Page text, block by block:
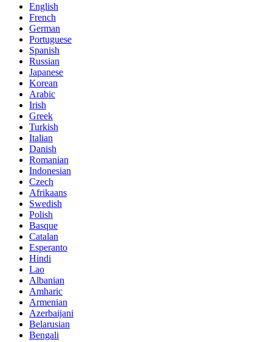
English
French
German
Portuguese
Spanish
Russian
Japanese
Korean
Arabic
Irish
Greek
Turkish
Italian
Danish
Romanian
Indonesian
Czech
Afrikaans
Swedish
Polish
Basque
Catalan
Esperanto
Hindi
Lao
Albanian
Amharic
Armenian
Azerbaijani
Belarusian
Bengali